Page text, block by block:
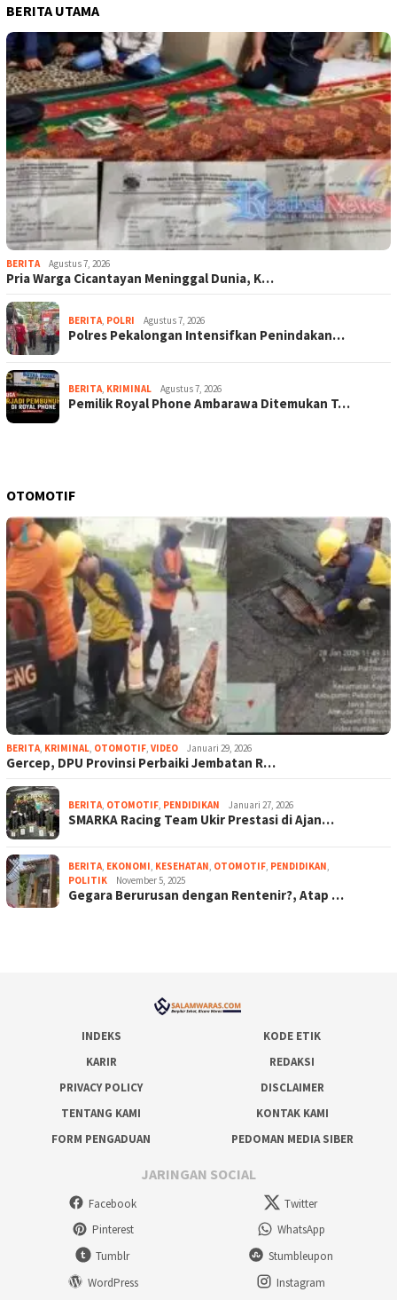
BERITA UTAMA
BERITA Agustus 7, 2026
Pria Warga Cicantayan Meninggal Dunia, K…
BERITA POLRI Agustus 7, 2026
Polres Pekalongan Intensifkan Penindakan…
BERITA KRIMINAL Agustus 7, 2026
Pemilik Royal Phone Ambarawa Ditemukan T…
OTOMOTIF
BERITA KRIMINAL OTOMOTIF VIDEO Januari 29, 2026
Gercep, DPU Provinsi Perbaiki Jembatan R…
BERITA OTOMOTIF PENDIDIKAN Januari 27, 2026
SMARKA Racing Team Ukir Prestasi di Ajan…
BERITA EKONOMI KESEHATAN OTOMOTIF PENDIDIKAN
POLITIK
November 5, 2025
Gegara Berurusan dengan Rentenir?, Atap …
INDEKS
KODE ETIK
KARIR
REDAKSI
PRIVACY POLICY
DISCLAIMER
TENTANG KAMI
KONTAK KAMI
FORM PENGADUAN
PEDOMAN MEDIA SIBER
JARINGAN SOCIAL
Facebook
Twitter
Pinterest
WhatsApp
Tumblr
Stumbleupon
WordPress
Instagram